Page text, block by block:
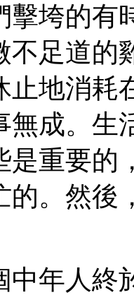
擊垮的有
不足道的
止地消耗
無成。生
是重要的
的。然後
年人終